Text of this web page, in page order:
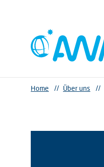
Home // Über uns //